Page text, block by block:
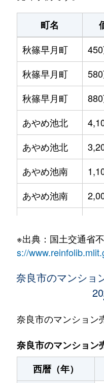
町名
秋篠早月町
秋篠早月町
秋篠早月町
あやめ池北
あやめ池北
あやめ池南
あやめ池南
あやめ池南
今御門町
右京
大宮町
※出典：国土交通省
s://
奈良市のマンショ
奈良市のマンション
奈良市のマンション
西暦（年）